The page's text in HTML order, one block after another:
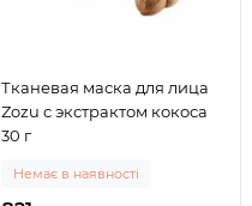
Тканевая маска для лица
Zozu с экстрактом кокоса
30 г
Немає в наявності